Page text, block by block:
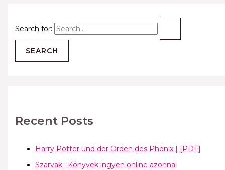
Search for:
Recent Posts
Harry Potter und der Orden des Phönix | [PDF]
Szarvak : Könyvek ingyen online azonnal